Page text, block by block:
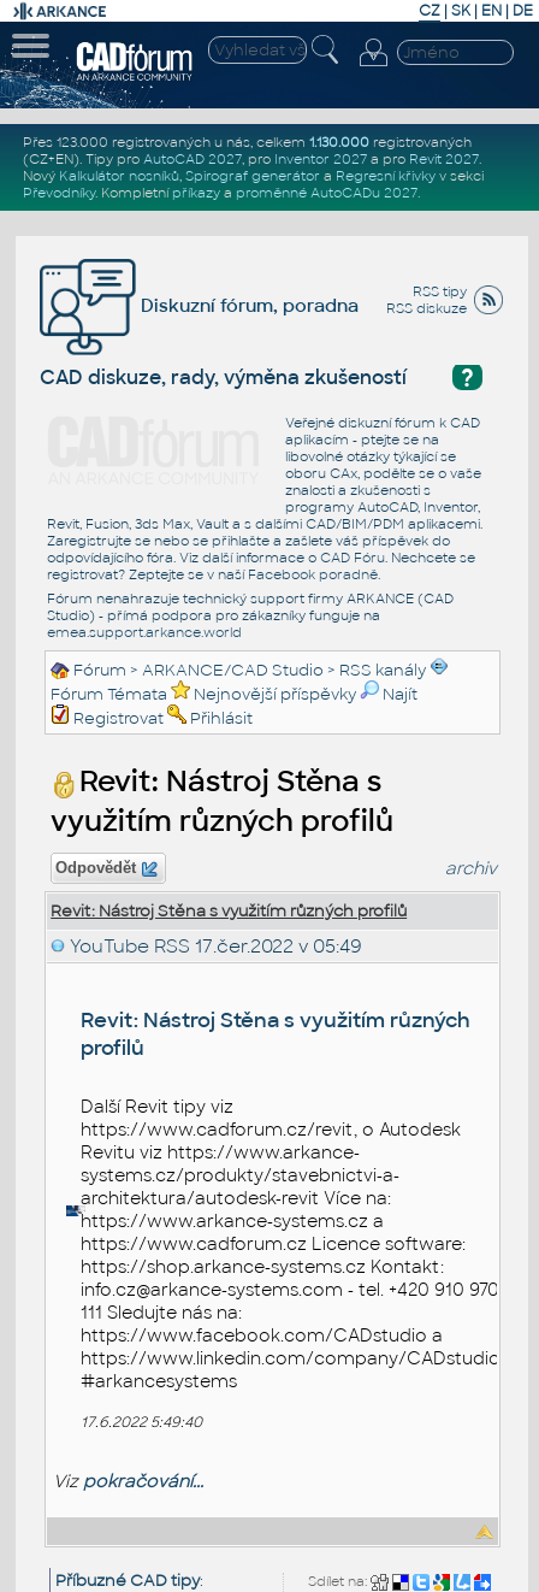
CZ | SK| EN | DE
Přes 123.000 registrovaných u nás, celkem 1.130.000registrovaných
(CZ+EN). Tipy pro AutoCAD 2027, pro Inventor 2027a pro Revit 2027.
Nový Kalkulátor nosníků, Spirograf generátor a Regresní křivkyv sekci
Převodníky. Kompletní příkazya proměnné AutoCADu 2027.
RSS tipy
RSS diskuze
Diskuzní fórum, poradna
?
CAD diskuze, rady, výměna zkušeností
Veřejné diskuzní fórum k CAD
aplikacím - ptejte se na
libovolné otázky týkající se
oboru CAx, podělte se o vaše
znalosti a zkušenosti s
programy AutoCAD, Inventor,
Revit, Fusion, 3ds Max, Vault a s dalšími CAD/BIM/PDM aplikacemi.
Zaregistrujte se nebo se přihlašte a zašlete váš příspěvek do
odpovídajícího fóra. Viz další informace o CAD Fóru. Nechcete se
registrovat? Zeptejte se v naší Facebook poradně.
Fórum nenahrazuje technický support firmy ARKANCE (CAD
Studio) - přímá podpora pro zákazníky funguje na
emea.support.arkance.world
Fórum >ARKANCE/CAD Studio > RSS kanály
Fórum Témata
Nejnovější příspěvky
Najít
Registrovat
Přihlásit
Revit: Nástroj Stěna s
využitím různých profilů
Odpovědět archiv
Revit: Nástroj Stěna s využitím různých profilů
YouTube RSS 17.čer.2022 v 05:49
Revit: Nástroj Stěna s využitím různých
profilů
Další Revit tipy viz
https://www.cadforum.cz/revit, o Autodesk
Revitu viz https://www.arkance-
systems.cz/produkty/stavebnictvi-a-
architektura/autodesk-revit Více na:
https://www.arkance-systems.cz a
https://www.cadforum.cz Licence software:
https://shop.arkance-systems.cz Kontakt:
info.cz@arkance-systems.com - tel. +420 910 970
111 Sledujte nás na:
https://www.facebook.com/CADstudio a
https://www.linkedin.com/company/CADstudio
#arkancesystems
17.6.2022 5:49:40
Viz pokračování...
Sdílet na:
Příbuzné CAD tipy: